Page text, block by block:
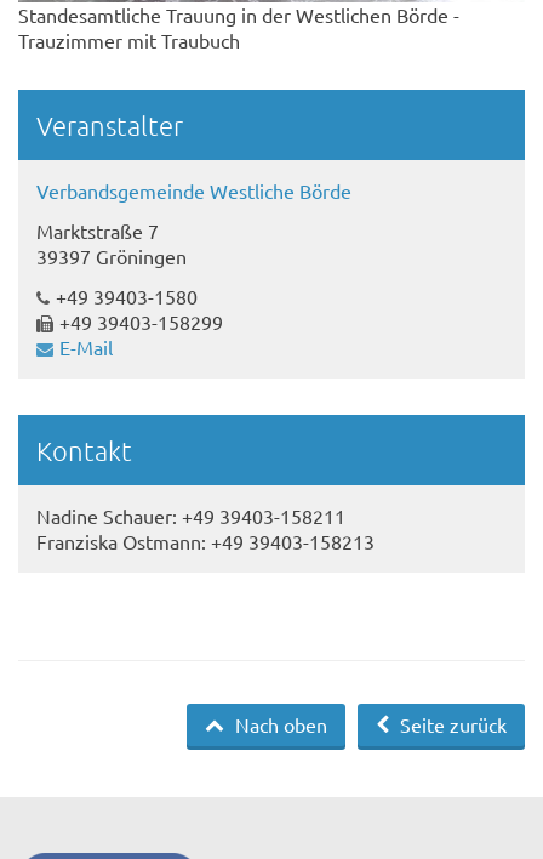
Standesamtliche Trauung in der Westlichen Börde -
Trauzimmer mit Traubuch
Veranstalter
Verbandsgemeinde Westliche Börde
Marktstraße 7
39397 Gröningen
+49 39403-1580
+49 39403-158299
E-Mail
Kontakt
Nadine Schauer: +49 39403-158211
Franziska Ostmann: +49 39403-158213
Seite zurück
Nach oben